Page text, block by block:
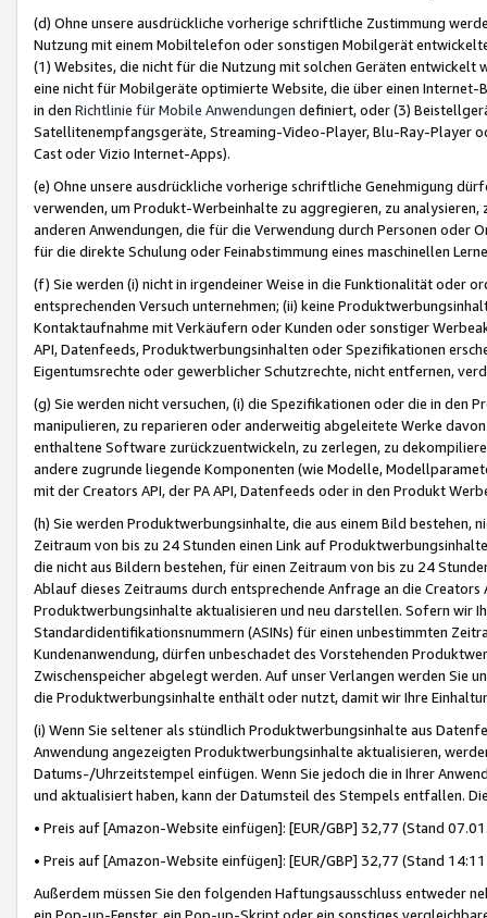
(d) Ohne unsere ausdrückliche vorherige schriftliche Zustimmung
Nutzung mit einem Mobiltelefon oder sonstigen Mobilgerät
(1) Websites, die nicht für die Nutzung mit solchen Geräten
eine nicht für Mobilgeräte optimierte Website, die über einen
in den Richtlinie für Mobile Anwendungen definiert, oder (3)
Satellitenempfangsgeräte, Streaming-Video-Player, Blu-Ray-Player
Cast oder Vizio Internet-Apps).
(e) Ohne unsere ausdrückliche vorherige schriftliche Genehmigung
verwenden, um Produkt-Werbeinhalte zu aggregieren, zu
anderen Anwendungen, die für die Verwendung durch Personen
für die direkte Schulung oder Feinabstimmung eines maschinellen
(f) Sie werden (i) nicht in irgendeiner Weise in die Funktionalität oder
entsprechenden Versuch unternehmen; (ii) keine
Kontaktaufnahme mit Verkäufern oder Kunden oder sonstiger
API, Datenfeeds, Produktwerbungsinhalten oder Spezifikationen
Eigentumsrechte oder gewerblicher Schutzrechte, nicht entfernen,
(g) Sie werden nicht versuchen, (i) die Spezifikationen oder die in
manipulieren, zu reparieren oder anderweitig abgeleitete Werke
enthaltene Software zurückzuentwickeln, zu zerlegen, zu
andere zugrunde liegende Komponenten (wie Modelle,
mit der Creators API, der PA API, Datenfeeds oder in den Produkt
(h) Sie werden Produktwerbungsinhalte, die aus einem Bild bestehen,
Zeitraum von bis zu 24 Stunden einen Link auf
die nicht aus Bildern bestehen, für einen Zeitraum von bis zu 24
Ablauf dieses Zeitraums durch entsprechende Anfrage an die
Produktwerbungsinhalte aktualisieren und neu darstellen. Sofern wir
Standardidentifikationsnummern (ASINs) für einen unbestimmten
Kundenanwendung, dürfen unbeschadet des Vorstehenden
Zwischenspeicher abgelegt werden. Auf unser Verlangen werden Sie
die Produktwerbungsinhalte enthält oder nutzt, damit wir Ihre
(i) Wenn Sie seltener als stündlich Produktwerbungsinhalte aus
Anwendung angezeigten Produktwerbungsinhalte aktualisieren,
Datums-/Uhrzeitstempel einfügen. Wenn Sie jedoch die in Ihrer
und aktualisiert haben, kann der Datumsteil des Stempels entfallen.
• Preis auf [Amazon-Website einfügen]: [EUR/GBP] 32,77 (Stand
• Preis auf [Amazon-Website einfügen]: [EUR/GBP] 32,77 (Stand
Außerdem müssen Sie den folgenden Haftungsausschluss entweder
ein Pop-up-Fenster, ein Pop-up-Skript oder ein sonstiges